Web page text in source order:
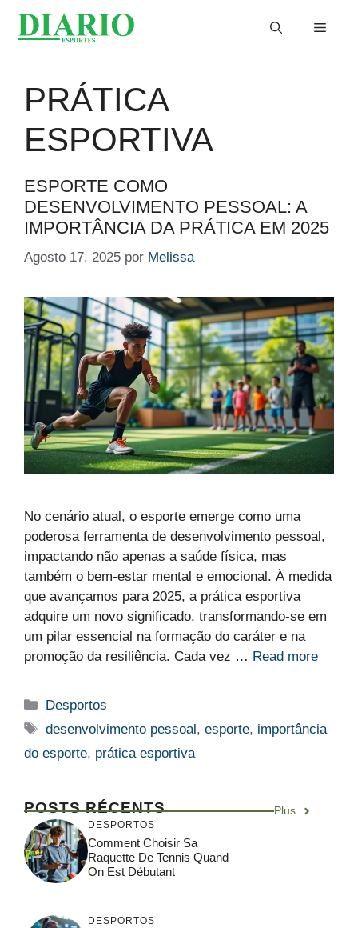
Menu
PRÁTICA
ESPORTIVA
ESPORTE COMO
DESENVOLVIMENTO PESSOAL: A
IMPORTÂNCIA DA PRÁTICA EM 2025
Agosto 17, 2025 por Melissa
No cenário atual, o esporte emerge como uma
poderosa ferramenta de desenvolvimento pessoal,
impactando não apenas a saúde física, mas
também o bem-estar mental e emocional. À medida
que avançamos para 2025, a prática esportiva
adquire um novo significado, transformando-se em
um pilar essencial na formação do caráter e na
promoção da resiliência. Cada vez … Read more
Categorias
Desportos
Etiquetas
desenvolvimento pessoal ,esporte, importância
do esporte, prática esportiva
POSTS RÉCENTS Plus
DESPORTOS
Comment Choisir Sa
Raquette De Tennis Quand
On Est Débutant
DESPORTOS